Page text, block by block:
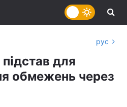
рус
для
обмежень через